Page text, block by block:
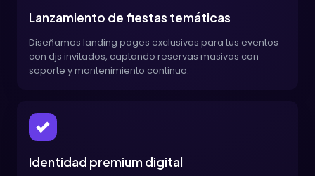
Lanzamiento de fiestas temáticas
Diseñamos landing pages exclusivas para tus eventos
con djs invitados, captando reservas masivas con
soporte y mantenimiento continuo.
Identidad premium digital